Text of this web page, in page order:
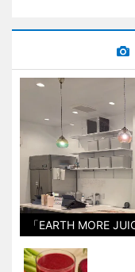
「EARTH MORE